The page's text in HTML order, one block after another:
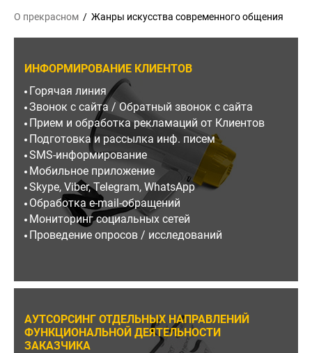
О прекрасном Жанры искусства современного общения
ИНФОРМИРОВАНИЕ КЛИЕНТОВ
Горячая линия
Звонок с сайта / Обратный звонок с сайта
Прием и обработка рекламаций от Клиентов
Подготовка и рассылка инф. писем
SMS-информирование
Мобильное приложение
Skype, Viber, Telegram, WhatsApp
Обработка e-mail-обращений
Мониторинг социальных сетей
Проведение опросов / исследований
АУТСОРСИНГ ОТДЕЛЬНЫХ НАПРАВЛЕНИЙ
ФУНКЦИОНАЛЬНОЙ ДЕЯТЕЛЬНОСТИ
ЗАКАЗЧИКА